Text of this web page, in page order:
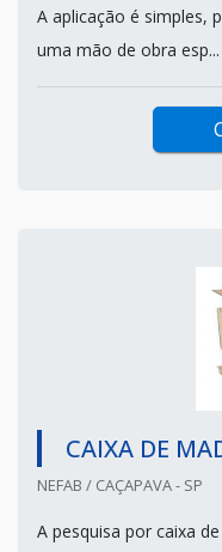
A aplicação é simples,
uma mão de obra esp...
CAIXA DE
NEFAB / CAÇAPAVA - SP
A pesquisa por caixa